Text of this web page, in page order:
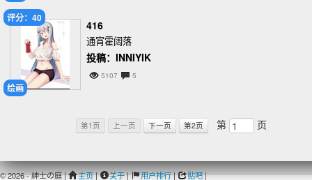
绘画
评分：40
416
通宵霍阔落
投稿：INNIYIK
5107 5
第1页 上一页 下一页 第2页 第 页
© 2026 - 紳士の庭 | 主页| 关于| 用户排行| 贴吧|